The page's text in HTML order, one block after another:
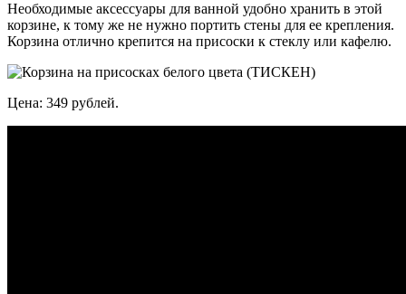
Необходимые аксессуары для ванной удобно хранить в этой
корзине, к тому же не нужно портить стены для ее крепления.
Корзина отлично крепится на присоски к стеклу или кафелю.
Цена: 349 рублей.